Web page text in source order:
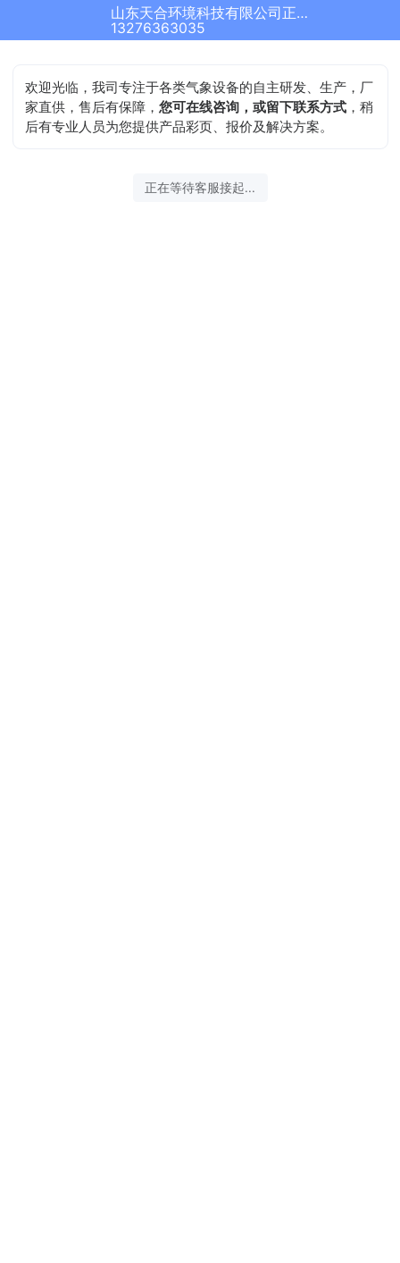
山东天合环境科技有限公司正在为您服务
13276363035
欢迎光临，我司专注于各类气象设备的自主研发、生产，厂
家直供，售后有保障，您可在线咨询，或留下联系方式 ，稍
后有专业人员为您提供产品彩页、报价及解决方案。
2026-08-06 21:00:42 开始沟通